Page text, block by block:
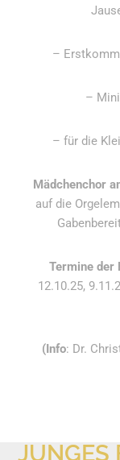
5. August 2026
08:00 - 09:00
14:00 - 15:00
16:00 - 17:00
08:00 - 09:00
09:00 - 10:00
14:00 - 15:00
7. August 2026
–
–
– für die
Mädchenchor
auf die
Termine der
12.10.25,
(Info: Dr.